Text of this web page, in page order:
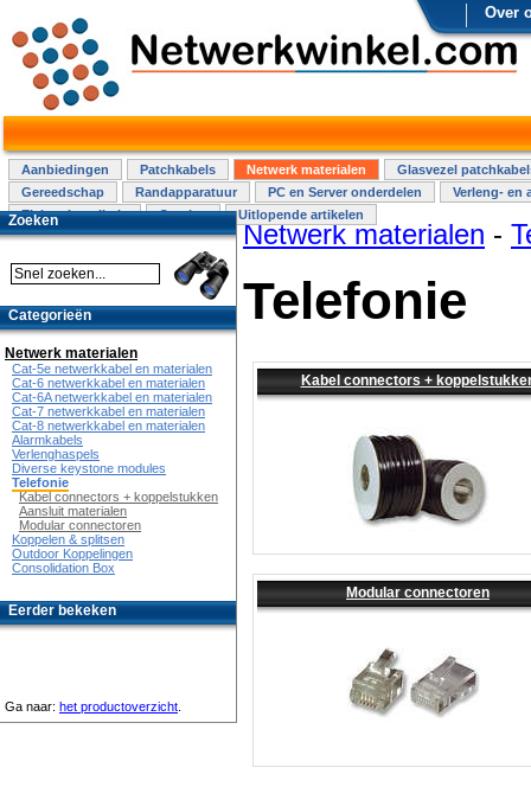
Over
Aanbiedingen Patchkabels Netwerk materialen
Glasvezel
Gereedschap
Randapparatuur PC en Server onderdelen
Verleng- en
Elektra installatie
Overige Uitlopende artikelen
Netwerk materialen -
Telefonie
Kabel connectors +
Modular connectoren
Zoeken
Categorieën
Netwerk materialen
Cat-5e netwerkkabel en materialen
Cat-6 netwerkkabel en materialen
Cat-6A netwerkkabel en materialen
Cat-7 netwerkkabel en materialen
Cat-8 netwerkkabel en materialen
Alarmkabels
Verlenghaspels
Diverse keystone modules
Telefonie
Kabel connectors + koppelstukken
Aansluit materialen
Modular connectoren
Koppelen & splitsen
Outdoor Koppelingen
Consolidation Box
Eerder bekeken
Ga naar: het productoverzicht